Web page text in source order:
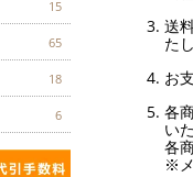
15
65
18
6
送
た
お
各
い
各
※